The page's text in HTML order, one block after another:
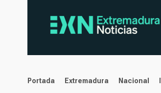
noticias
Portada Extremadura Nacional